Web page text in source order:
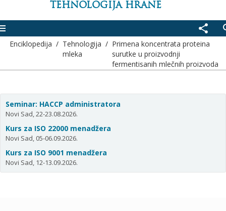
TEHNOLOGIJA HRANE
share
Enciklopedija / Tehnologija
mleka
/ Primena koncentrata proteina
surutke u proizvodnji
fermentisanih mlečnih proizvoda
Seminar: HACCP administratora
Novi Sad, 22-23.08.2026.
Kurs za ISO 22000 menadžera
Novi Sad, 05-06.09.2026.
Kurs za ISO 9001 menadžera
Novi Sad, 12-13.09.2026.